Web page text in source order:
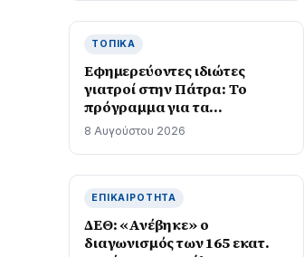
ΤΟΠΙΚΆ
Εφημερεύοντες ιδιώτες
γιατροί στην Πάτρα: Το
πρόγραμμα για τα
Σαββατοκύριακα του
Αυγούστου
8 Αυγούστου 2026
ΕΠΙΚΑΙΡΌΤΗΤΑ
ΔΕΘ: «Ανέβηκε» ο
διαγωνισμός των 165 εκατ.